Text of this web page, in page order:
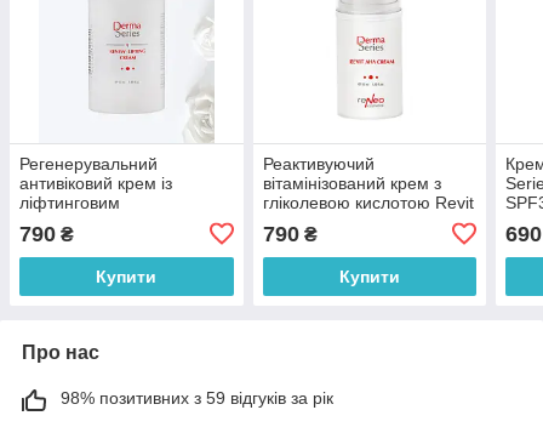
Регенерувальний
антивіковий крем із
ліфтинговим
Cream Derma Series 50 мл
790 ₴
Купити
Реактивуючий
вітамінізований крем з
гліколевою кислотою Revit
AHA Cream Derma Series
50 мл
790₴
Купити
690
Про нас
98% позитивних з 59 відгуків за рік